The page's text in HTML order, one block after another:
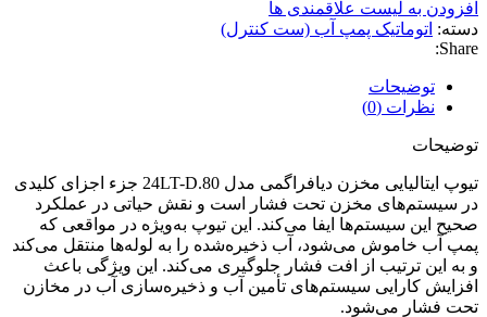
افزودن به لیست علاقمندی ها
دسته: اتوماتیک پمپ آب (ست کنترل)
Share:
توضیحات
نظرات (0)
توضیحات
تیوپ ایتالیایی مخزن دیافراگمی مدل 24LT-D.80 جزء اجزای کلیدی
در سیستم‌های مخزن تحت فشار است و نقش حیاتی در عملکرد
صحیح این سیستم‌ها ایفا می‌کند. این تیوپ به‌ویژه در مواقعی که
پمپ آب خاموش می‌شود، آب ذخیره‌شده را به لوله‌ها منتقل می‌کند
و به این ترتیب از افت فشار جلوگیری می‌کند. این ویژگی باعث
افزایش کارایی سیستم‌های تأمین آب و ذخیره‌سازی آب در مخازن
تحت فشار می‌شود.